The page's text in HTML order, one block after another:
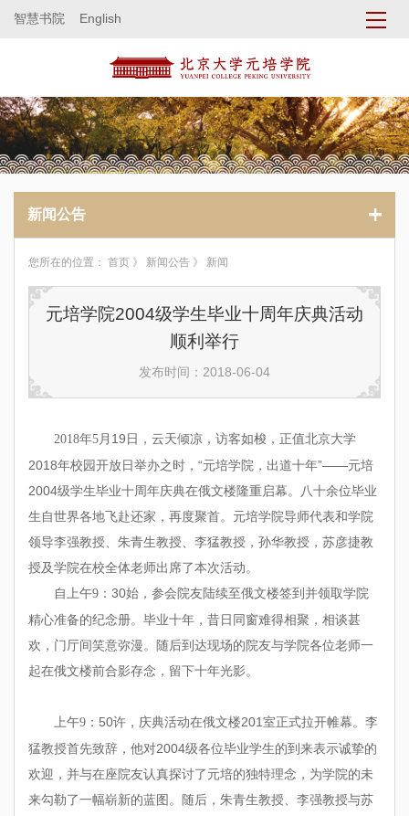
智慧书院 English
新闻公告
您所在的位置： 首页 》 新闻公告 》 新闻
元培学院2004级学生毕业十周年庆典活动
顺利举行
发布时间：2018-06-04
2018年5 月19日，云天倾凉，访客如梭，正值北京大学
2018年校园开放日举办之时，“元培学院，出道十年”——元培
2004级学生毕业十周年庆典在俄文楼隆重启幕。八十余位毕业
生自世界各地飞赴还家，再度聚首。元培学院导师代表和学院
领导李强教授、朱青生教授、李猛教授，孙华教授，苏彦捷教
授及学院在校全体老师出席了本次活动。
自上午9 ：30始，参会院友陆续至俄文楼签到并领取学院
精心准备的纪念册。毕业十年，昔日同窗难得相聚，相谈甚
欢，门厅间笑意弥漫。随后到达现场的院友与学院各位老师一
起在俄文楼前合影存念，留下十年光影。
上午9 ：50许，庆典活动在俄文楼201室正式拉开帷幕。李
猛教授首先致辞，他对2004级各位毕业学生的到来表示诚挚的
欢迎，并与在座院友认真探讨了元培的独特理念，为学院的未
来勾勒了一幅崭新的蓝图。随后，朱青生教授、李强教授与苏